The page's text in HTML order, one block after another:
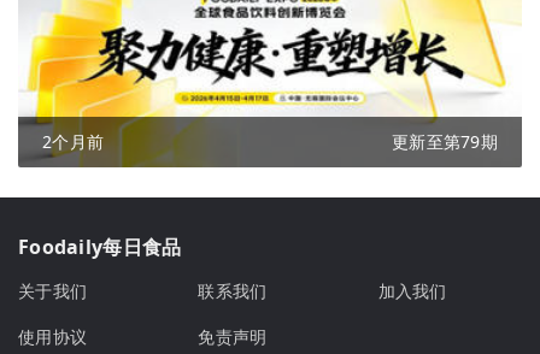
2个月前 更新至第79期
Foodaily每日食品
关于我们 联系我们
加入我们
使用协议
免责声明